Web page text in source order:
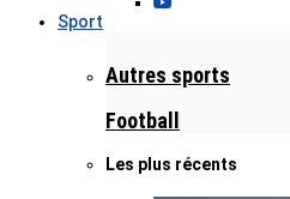
Sport
Autres sports
Football
Les plus récents